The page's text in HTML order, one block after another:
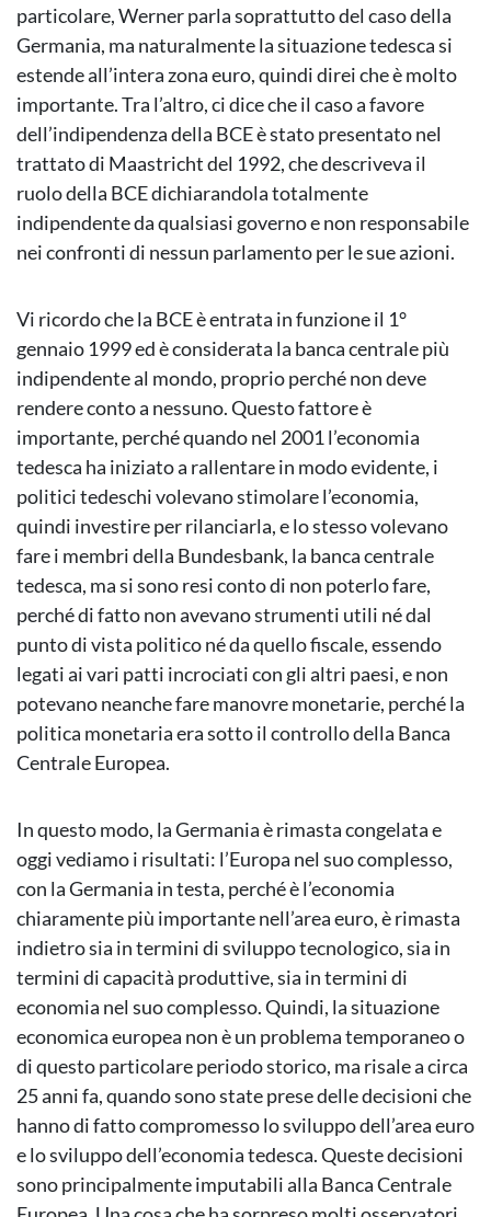
particolare, Werner parla soprattutto del caso della
Germania, ma naturalmente la situazione tedesca si
estende all’intera zona euro, quindi direi che è molto
importante. Tra l’altro, ci dice che il caso a favore
dell’indipendenza della BCE è stato presentato nel
trattato di Maastricht del 1992, che descriveva il
ruolo della BCE dichiarandola totalmente
indipendente da qualsiasi governo e non responsabile
nei confronti di nessun parlamento per le sue azioni.
Vi ricordo che la BCE è entrata in funzione il 1°
gennaio 1999 ed è considerata la banca centrale più
indipendente al mondo, proprio perché non deve
rendere conto a nessuno. Questo fattore è
importante, perché quando nel 2001 l’economia
tedesca ha iniziato a rallentare in modo evidente, i
politici tedeschi volevano stimolare l’economia,
quindi investire per rilanciarla, e lo stesso volevano
fare i membri della Bundesbank, la banca centrale
tedesca, ma si sono resi conto di non poterlo fare,
perché di fatto non avevano strumenti utili né dal
punto di vista politico né da quello fiscale, essendo
legati ai vari patti incrociati con gli altri paesi, e non
potevano neanche fare manovre monetarie, perché la
politica monetaria era sotto il controllo della Banca
Centrale Europea.
In questo modo, la Germania è rimasta congelata e
oggi vediamo i risultati: l’Europa nel suo complesso,
con la Germania in testa, perché è l’economia
chiaramente più importante nell’area euro, è rimasta
indietro sia in termini di sviluppo tecnologico, sia in
termini di capacità produttive, sia in termini di
economia nel suo complesso. Quindi, la situazione
economica europea non è un problema temporaneo o
di questo particolare periodo storico, ma risale a circa
25 anni fa, quando sono state prese delle decisioni che
hanno di fatto compromesso lo sviluppo dell’area euro
e lo sviluppo dell’economia tedesca. Queste decisioni
sono principalmente imputabili alla Banca Centrale